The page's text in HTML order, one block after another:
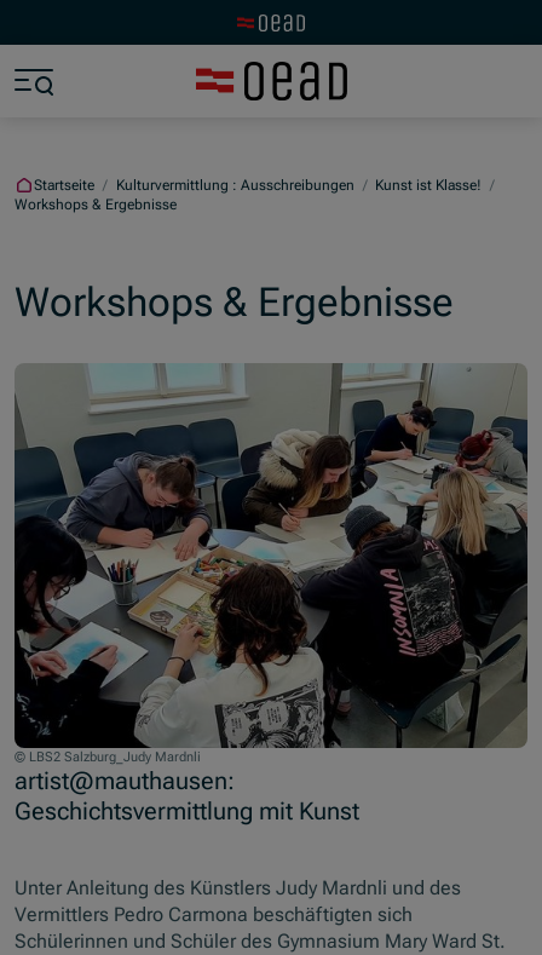
Startseite / Kulturvermittlung : Ausschreibungen / Kunst ist Klasse! /
Workshops & Ergebnisse
Workshops & Ergebnisse
© LBS2 Salzburg_Judy Mardnli
artist@mauthausen:
Geschichtsvermittlung mit Kunst
Unter Anleitung des Künstlers Judy Mardnli und des
Vermittlers Pedro Carmona beschäftigten sich
Schülerinnen und Schüler des Gymnasium Mary Ward St.